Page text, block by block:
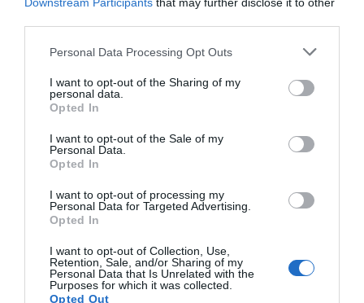
Personal Data Processing Opt Outs
I want to opt-out of the Sharing of my
personal data.
Opted In
I want to opt-out of the Sale of my
Personal Data.
Opted In
I want to opt-out of processing my
Personal Data for Targeted Advertising.
Opted In
I want to opt-out of Collection, Use,
Retention, Sale, and/or Sharing of my
Personal Data that Is Unrelated with the
Purposes for which it was collected.
Opted Out